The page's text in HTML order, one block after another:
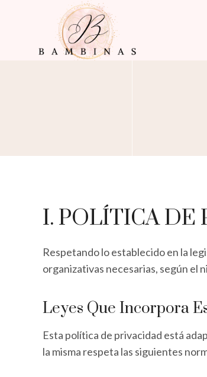
I. POLÍTICA DE
Respetando lo establecido en la
organizativas necesarias, según el
Leyes Que Incorpora
Esta política de privacidad está
la misma respeta las siguientes